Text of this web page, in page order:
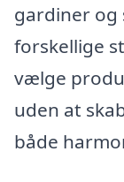
gardiner og
forskellige
vælge
uden at
både